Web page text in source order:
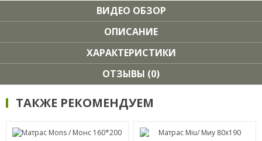
ВИДЕО ОБЗОР
ОПИСАНИЕ
ХАРАКТЕРИСТИКИ
ОТЗЫВЫ (0)
ТАКЖЕ РЕКОМЕНДУЕМ